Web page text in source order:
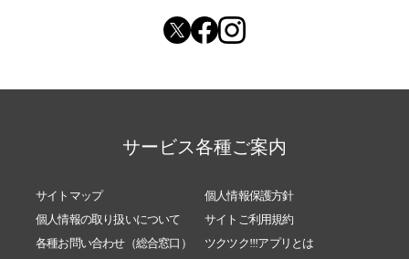
サービス各種ご案内
サイトマップ
個人情報保護方針
個人情報の取り扱いについて
サイトご利用規約
各種お問い合わせ（総合窓口）
ツクツク!!!アプリとは